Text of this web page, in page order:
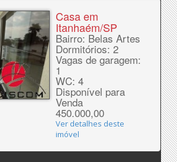
Casa em
Itanhaém/SP
Bairro: Belas Artes
Dormitórios: 2
Vagas de garagem:
1
WC: 4
Disponível para
Venda
450.000,00
Ver detalhes deste
imóvel